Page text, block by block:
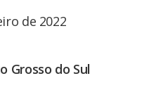
de 2022
Grosso do Sul